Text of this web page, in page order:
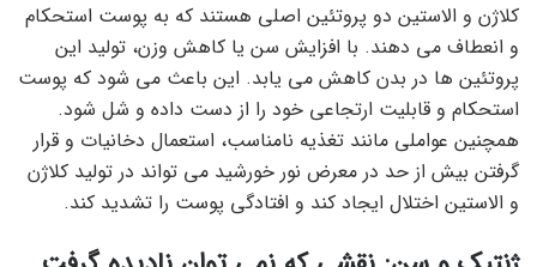
کلاژن و الاستین دو پروتئین اصلی هستند که به پوست استحکام
و انعطاف می دهند. با افزایش سن یا کاهش وزن، تولید این
پروتئین ها در بدن کاهش می یابد. این باعث می شود که پوست
استحکام و قابلیت ارتجاعی خود را از دست داده و شل شود.
همچنین عواملی مانند تغذیه نامناسب، استعمال دخانیات و قرار
گرفتن بیش از حد در معرض نور خورشید می تواند در تولید کلاژن
و الاستین اختلال ایجاد کند و افتادگی پوست را تشدید کند.